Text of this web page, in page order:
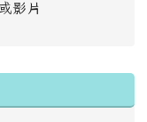
影片